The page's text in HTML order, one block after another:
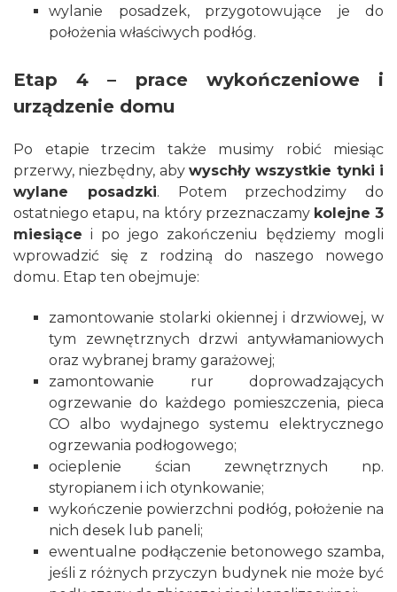
wylanie posadzek, przygotowujące je do
położenia właściwych podłóg.
Etap 4 – prace wykończeniowe i
urządzenie domu
Po etapie trzecim także musimy robić miesiąc
przerwy, niezbędny, aby wyschły wszystkie tynki i
wylane posadzki. Potem przechodzimy do
ostatniego etapu, na który przeznaczamy kolejne 3
miesiące i po jego zakończeniu będziemy mogli
wprowadzić się z rodziną do naszego nowego
domu. Etap ten obejmuje:
zamontowanie stolarki okiennej i drzwiowej, w
tym zewnętrznych drzwi antywłamaniowych
oraz wybranej bramy garażowej;
zamontowanie rur doprowadzających
ogrzewanie do każdego pomieszczenia, pieca
CO albo wydajnego systemu elektrycznego
ogrzewania podłogowego;
ocieplenie ścian zewnętrznych np.
styropianem i ich otynkowanie;
wykończenie powierzchni podłóg, położenie na
nich desek lub paneli;
ewentualne podłączenie betonowego szamba,
jeśli z różnych przyczyn budynek nie może być